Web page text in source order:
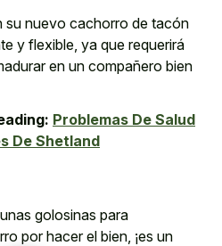
su nuevo cachorro de tacón
y flexible, ya que requerirá
en un compañero bien
Problemas De Salud
De Shetland
golosinas para
por hacer el bien, ¡es un